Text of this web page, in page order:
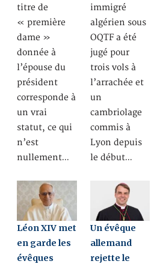
titre de
« première
dame »
donnée à
l’épouse du
président
corresponde à
un vrai
statut, ce qui
n’est
nullement…
immigré
algérien sous
OQTF a été
jugé pour
trois vols à
l’arrachée et
un
cambriolage
commis à
Lyon depuis
le début…
Léon XIV met
en garde les
évêques
Un évêque
allemand
rejette le